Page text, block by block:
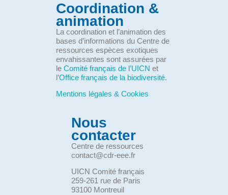
Coordination &
animation
La coordination et l’animation des
bases d’informations du Centre de
ressources espèces exotiques
envahissantes sont assurées par
le Comité français de l’UICN et
l’Office français de la biodiversité.
Mentions légales & Cookies
Nous
contacter
Centre de ressources
contact@cdr-eee.fr
UICN Comité français
259-261 rue de Paris
93100 Montreuil